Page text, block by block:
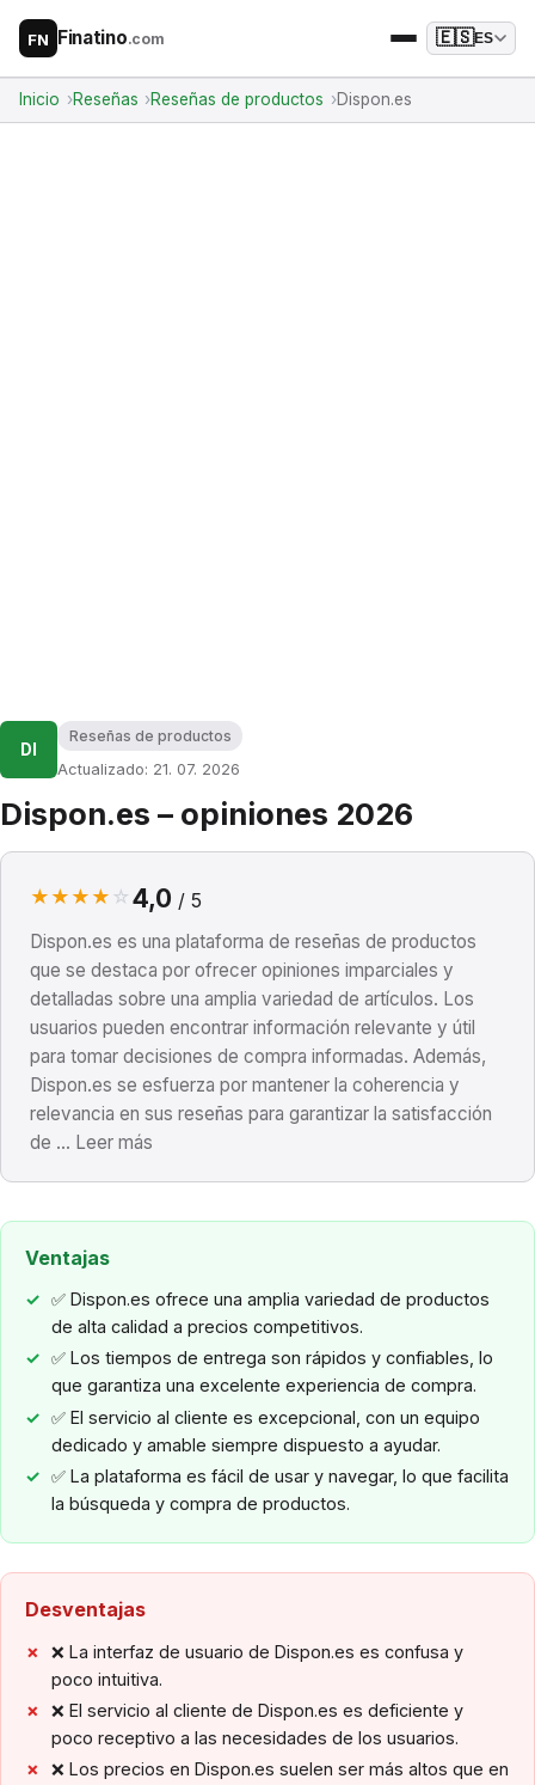
FN Finatino.com 🇪🇸ES
Inicio Reseñas Reseñas de productos Dispon.es
DI
Reseñas de productos
Actualizado: 21. 07. 2026
Dispon.es – opiniones 2026
★ ★ ★ ★ ☆ 4,0 / 5
Dispon.es es una plataforma de reseñas de productos
que se destaca por ofrecer opiniones imparciales y
detalladas sobre una amplia variedad de artículos. Los
usuarios pueden encontrar información relevante y útil
para tomar decisiones de compra informadas. Además,
Dispon.es se esfuerza por mantener la coherencia y
relevancia en sus reseñas para garantizar la satisfacción
de ... Leer más
Ventajas
✅ Dispon.es ofrece una amplia variedad de productos
de alta calidad a precios competitivos.
✅ Los tiempos de entrega son rápidos y confiables, lo
que garantiza una excelente experiencia de compra.
✅ El servicio al cliente es excepcional, con un equipo
dedicado y amable siempre dispuesto a ayudar.
✅ La plataforma es fácil de usar y navegar, lo que facilita
la búsqueda y compra de productos.
Desventajas
❌ La interfaz de usuario de Dispon.es es confusa y
poco intuitiva.
❌ El servicio al cliente de Dispon.es es deficiente y
poco receptivo a las necesidades de los usuarios.
❌ Los precios en Dispon.es suelen ser más altos que en